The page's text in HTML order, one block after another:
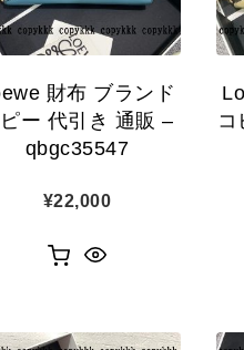
財布 ブランド
ー 代引き 通販 –
qbgc35547
¥22,000
コ